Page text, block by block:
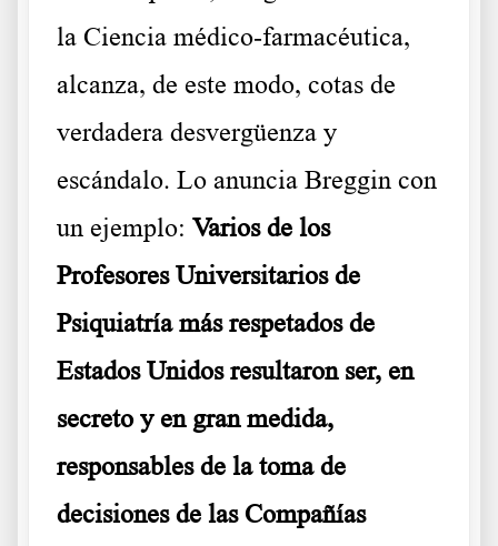
la Ciencia médico-farmacéutica,
alcanza, de este modo, cotas de
verdadera desvergüenza y
escándalo. Lo anuncia Breggin con
un ejemplo: Varios de los
Profesores Universitarios de
Psiquiatría más respetados de
Estados Unidos resultaron ser, en
secreto y en gran medida,
responsables de la toma de
decisiones de las Compañías